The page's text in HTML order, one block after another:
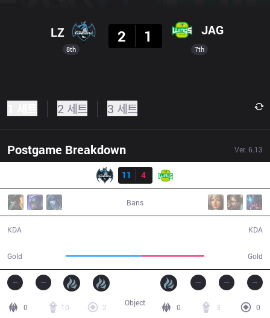
8th
LZ
2
1 JAG
7th
2 세트 3 세트
Postgame Breakdown Ver. 6.13
11
4
Bans
KDA
Gold Gold
KDA
0 10
2
0 3
0
Object